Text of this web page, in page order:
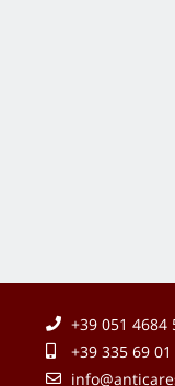
+39 051 4684
+39 335 69